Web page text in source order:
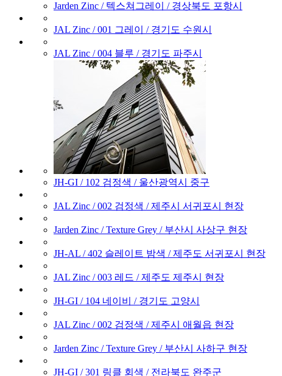
Jarden Zinc / 텍스쳐그레이 / 경상북도 포항시
JAL Zinc / 001 그레이 / 경기도 수원시
JAL Zinc / 004 블루 / 경기도 파주시
JH-GI / 102 검정색 / 울산광역시 중구
JAL Zinc / 002 검정색 / 제주시 서귀포시 현장
Jarden Zinc / Texture Grey / 부산시 사상구 현장
JH-AL / 402 슬레이트 밤색 / 제주도 서귀포시 현장
JAL Zinc / 003 레드 / 제주도 제주시 현장
JH-GI / 104 네이비 / 경기도 고양시
JAL Zinc / 002 검정색 / 제주시 애월읍 현장
Jarden Zinc / Texture Grey / 부산시 사하구 현장
JH-GI / 301 링클 회색 / 전라북도 완주군